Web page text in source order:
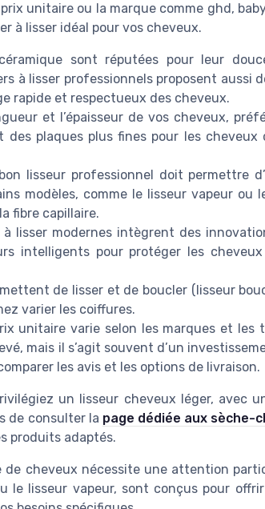
unitaire ou la marque comme ghd,
à lisser idéal pour vos cheveux.
sont réputées pour leur
à lisser professionnels proposent aussi
rapide et respectueux des cheveux.
et l’épaisseur de vos cheveux,
des plaques plus fines pour les
lisseur professionnel doit permettre
modèles, comme le lisseur vapeur ou
fibre capillaire.
lisser modernes intègrent des
intelligents pour protéger les
de lisser et de boucler (lisseur
varier les coiffures.
unitaire varie selon les marques et les
mais il s’agit souvent d’un
les avis et les options de livraison.
un lisseur cheveux léger, avec
de consulter la page dédiée aux sèche-
produits adaptés.
de cheveux nécessite une attention
le lisseur vapeur, sont conçus pour